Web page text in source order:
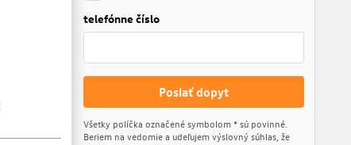
telefónne číslo
Poslať dopyt
Všetky políčka označené symbolom * sú povinné.
Beriem na vedomie a udeľujem výslovný súhlas, že